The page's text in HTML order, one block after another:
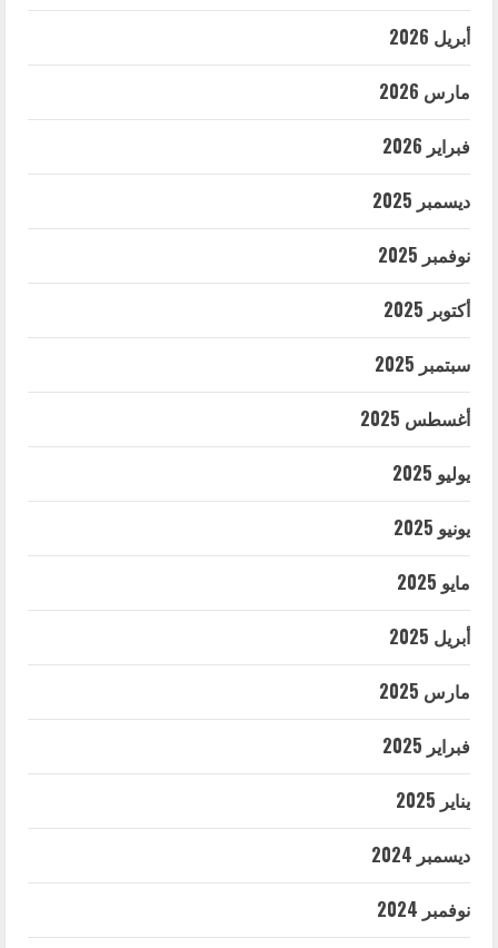
أبريل 2026
مارس 2026
فبراير 2026
ديسمبر 2025
نوفمبر 2025
أكتوبر 2025
سبتمبر 2025
أغسطس 2025
يوليو 2025
يونيو 2025
مايو 2025
أبريل 2025
مارس 2025
فبراير 2025
يناير 2025
ديسمبر 2024
نوفمبر 2024